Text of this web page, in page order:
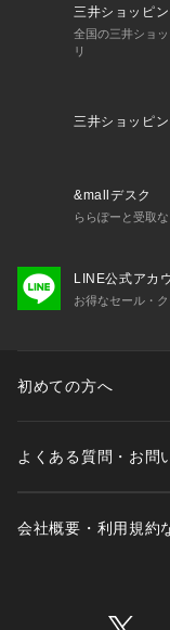
※標準体型を基にし
に、アソビ心とス
【気になる商品はお
▼商品のお気に入り
▼ブランドのお気に
新商品や再入荷など
※照明の関係により
三井ショッピ
全国の三井ショ
リ
三井ショッピ
&mallデスク
ららぽーと受取
LINE公式アカ
お得なセール・
初めての方へ
よくある質問・お問
会社概要・利用規約